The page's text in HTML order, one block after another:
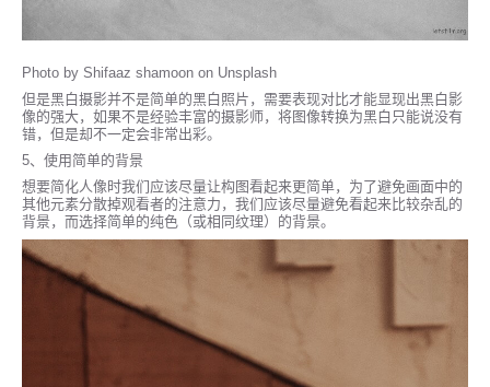
Photo by Shifaaz shamoon on Unsplash
但是黑白摄影并不是简单的黑白照片，需要表现对比才能显现出黑白影
像的强大，如果不是经验丰富的摄影师，将图像转换为黑白只能说没有
错，但是却不一定会非常出彩。
5、使用简单的背景
想要简化人像时我们应该尽量让构图看起来更简单，为了避免画面中的
其他元素分散掉观看者的注意力，我们应该尽量避免看起来比较杂乱的
背景，而选择简单的纯色（或相同纹理）的背景。